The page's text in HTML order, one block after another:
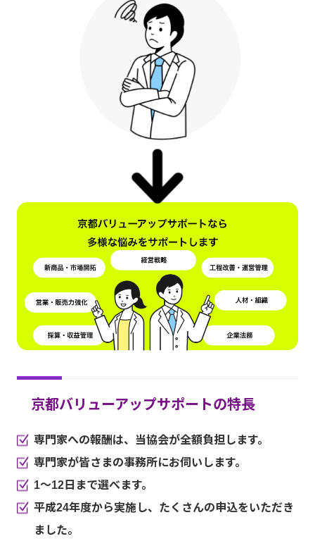
京都バリューアップサポートの特長
専門家への報酬は、当協会が全額負担します。
専門家が皆さまの事務所にお伺いします。
1～12日まで選べます。
平成24年度から実施し、たくさんの申込をいただき
ました。